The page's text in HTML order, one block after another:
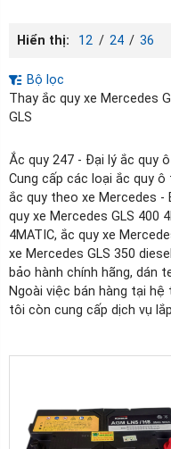
Hiển thị: 12 / 24 / 36
Bộ lọc
Thay ắc quy xe Mercedes
GLS
Ắc quy 247 - Đại lý ắc quy
Cung cấp các loại ắc quy
ắc quy theo xe Mercedes -
quy xe Mercedes GLS 400
4MATIC, ắc quy xe
xe Mercedes GLS 350
bảo hành chính hãng, dán
Ngoài việc bán hàng tại
tôi còn cung cấp dịch vụ